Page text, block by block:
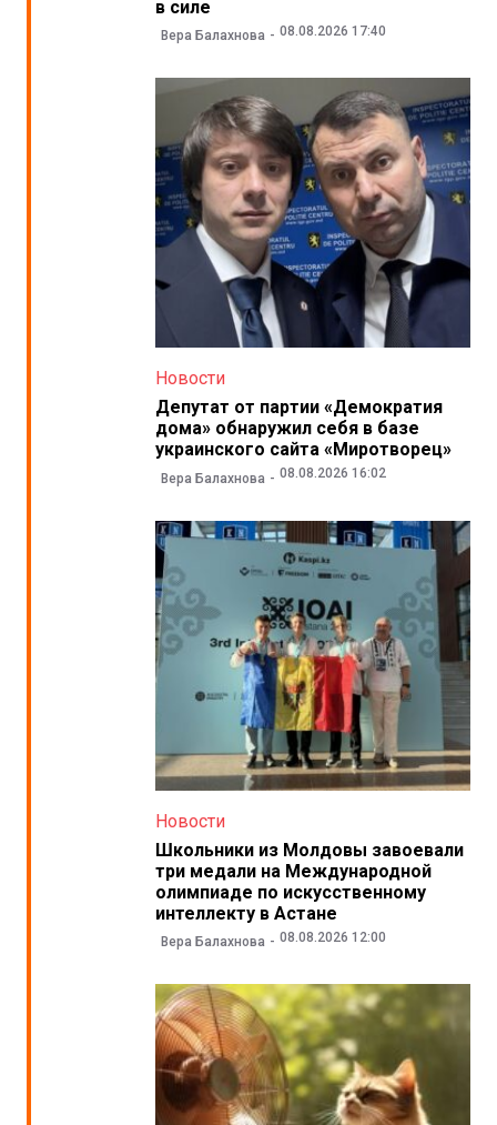
в силе
Вера Балахнова 08.08.2026 17:40
Новости
Депутат от партии «Демократия
дома» обнаружил себя в базе
украинского сайта «Миротворец»
Вера Балахнова 08.08.2026 16:02
Новости
Школьники из Молдовы завоевали
три медали на Международной
олимпиаде по искусственному
интеллекту в Астане
Вера Балахнова 08.08.2026 12:00